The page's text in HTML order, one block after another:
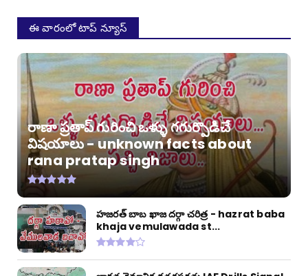
ఈ వారంలో టాప్ న్యూస్
రాణా ప్రతాప్ గురించి ఒళ్ళు గగుర్పొడిచే
విషయాలు - unknown facts about
rana pratap singh
హజరత్ బాబ ఖాజ దర్గా చరిత్ర - hazrat baba
khaja vemulawada st...